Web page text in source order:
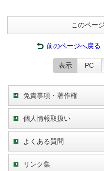
このペー
前のページへ戻る
表示 PC
免責事項・著作権
個人情報取扱い
よくある質問
リンク集